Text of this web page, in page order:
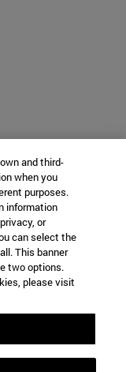
and third-
when you
purposes.
information
or
can select the
This banner
two options.
please visit